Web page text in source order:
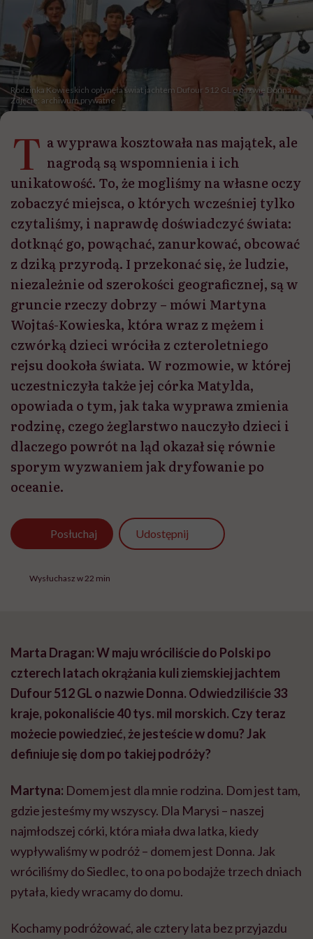
Rodzinka Kowieskich opłynęła świat jachtem Dufour 512 GL o nazwie Donna /
Zdjęcie: archiwum prywatne
T a wyprawa kosztowała nas majątek, ale
nagrodą są wspomnienia i ich
unikatowość. To, że mogliśmy na własne oczy
zobaczyć miejsca, o których wcześniej tylko
czytaliśmy, i naprawdę doświadczyć świata:
dotknąć go, powąchać, zanurkować, obcować
z dziką przyrodą. I przekonać się, że ludzie,
niezależnie od szerokości geograficznej, są w
gruncie rzeczy dobrzy – mówi Martyna
Wojtaś-Kowieska, która wraz z mężem i
czwórką dzieci wróciła z czteroletniego
rejsu dookoła świata. W rozmowie, w której
uczestniczyła także jej córka Matylda,
opowiada o tym, jak taka wyprawa zmienia
rodzinę, czego żeglarstwo nauczyło dzieci i
dlaczego powrót na ląd okazał się równie
sporym wyzwaniem jak dryfowanie po
oceanie.
Posłuchaj Udostępnij
Wysłuchasz w 22 min
Marta Dragan: W maju wróciliście do Polski po
czterech latach okrążania kuli ziemskiej jachtem
Dufour 512 GL o nazwie Donna. Odwiedziliście 33
kraje, pokonaliście 40 tys. mil morskich. Czy teraz
możecie powiedzieć, że jesteście w domu? Jak
definiuje się dom po takiej podróży?
Martyna: Domem jest dla mnie rodzina. Dom jest tam,
gdzie jesteśmy my wszyscy. Dla Marysi – naszej
najmłodszej córki, która miała dwa latka, kiedy
wypływaliśmy w podróż – domem jest Donna. Jak
wróciliśmy do Siedlec, to ona po bodajże trzech dniach
pytała, kiedy wracamy do domu.
Kochamy podróżować, ale cztery lata bez przyjazdu